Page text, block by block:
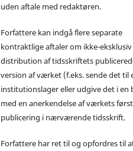
uden aftale med redaktøren.
Forfattere kan indgå flere separate
kontraktlige aftaler om ikke-eksklusiv
distribution af tidsskriftets
version af værket (f.eks. sende det til
institutionslager eller udgive det i en
med en anerkendelse af værkets
publicering i nærværende tidsskrift.
Forfattere har ret til og opfordres til